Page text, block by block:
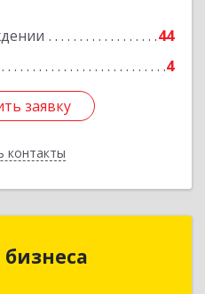
44
4
заявку
контакты
заявку
для бизнеса